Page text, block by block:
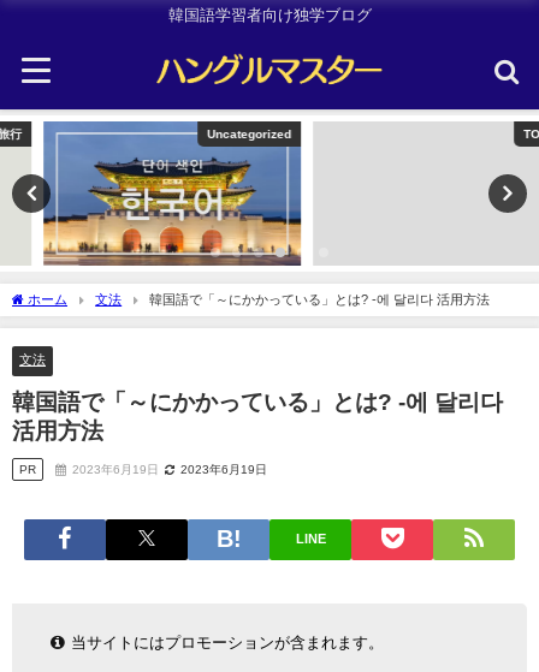
韓国語学習者向け独学ブログ
Uncategorized
ホーム 文法 韓国語で「～にかかっている」とは? -에 달리다 活用方法
文法
韓国語で「～にかかっている」とは? -에 달리다
活用方法
PR 2023年6月19日 2023年6月19日
LINE
当サイトにはプロモーションが含まれます。